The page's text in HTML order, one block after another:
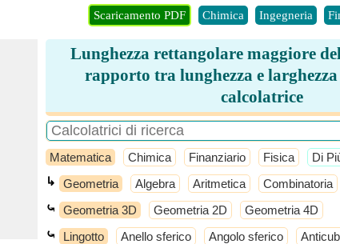
Scaricamento PDF Chimica Ingegneria
Lunghezza rettangolare maggiore
rapporto tra lunghezza e
calcolatrice
Matematica Chimica Finanziario Fisica ​Di
↳ Geometria Algebra Aritmetica Combinatoria
⤿ Geometria 3D Geometria 2D Geometria 4D
⤿ Lingotto Anello sferico Angolo sferico